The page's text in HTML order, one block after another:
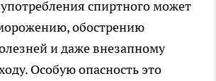
спиртного может
обострению
и даже внезапному
Особую опасность это